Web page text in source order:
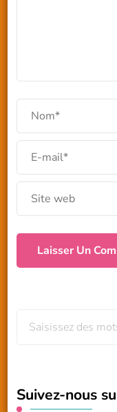
?
Suivez-nous